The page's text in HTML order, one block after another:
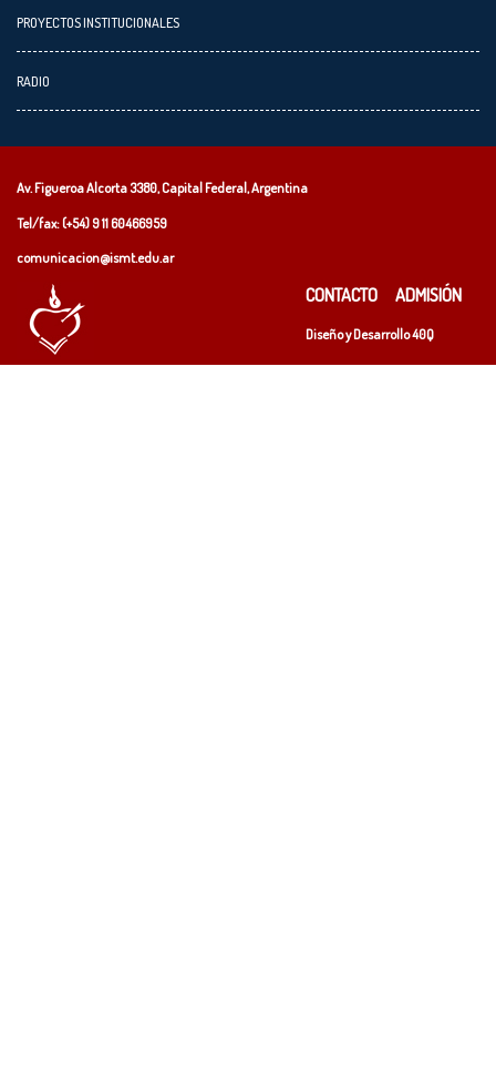
PROYECTOS INSTITUCIONALES
RADIO
Av. Figueroa Alcorta 3380, Capital Federal, Argentina
Tel/fax: (+54)9 11 60466959
comunicacion@ismt.edu.ar
CONTACTO ADMISIÓN
Diseño y Desarrollo40Q